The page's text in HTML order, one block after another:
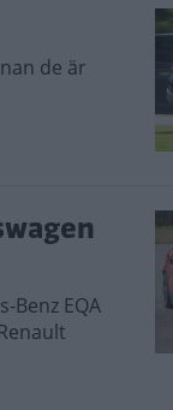
de är
Benz EQA